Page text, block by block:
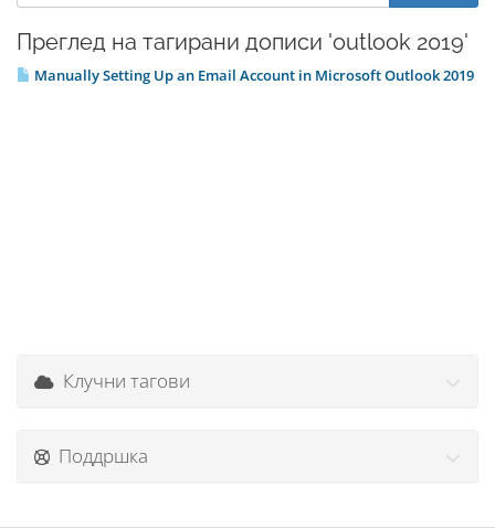
Преглед на тагирани дописи 'outlook 2019'
Manually Setting Up an Email Account in Microsoft Outlook 2019
Клучни тагови
Поддршка